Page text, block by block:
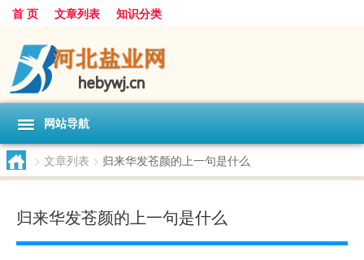
首 页 文章列表 知识分类
网站导航
> 文章列表 > 归来华发苍颜的上一句是什么
归来华发苍颜的上一句是什么